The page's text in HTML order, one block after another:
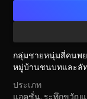
กลุ่มชายหนุ่มสี่คนพ
หมู่บ้านชนบทและลั
ประเภท
แอคชั่น, ระทึกขวัญ